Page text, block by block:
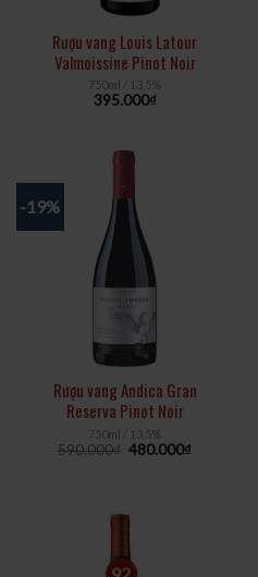
Rượu vang Louis Latour
Valmoissine Pinot Noir
750ml / 13,5%
395.000₫
-19%
Rượu vang Andica Gran
Reserva Pinot Noir
750ml / 13,5%
590.000₫ 480.000₫